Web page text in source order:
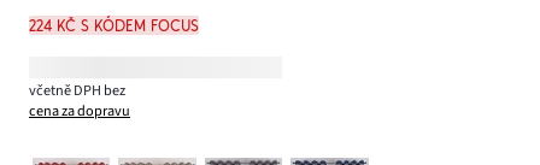
224 Kč s kódem FOCUS
včetně DPH bez
cena za dopravu